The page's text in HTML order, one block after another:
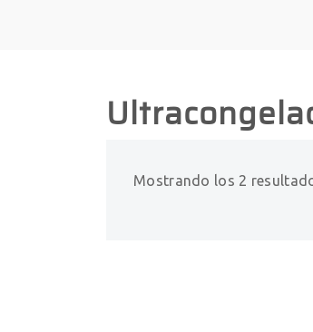
Mostrando los 2